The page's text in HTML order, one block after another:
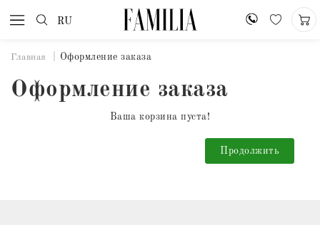
RU
Главная Оформление заказа
Оформление заказа
Ваша корзина пуста!
Продолжить